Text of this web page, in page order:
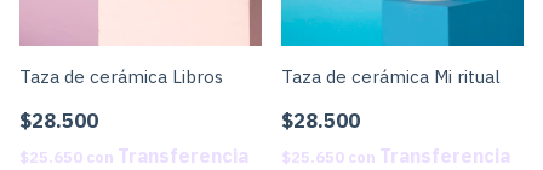
Taza de cerámica Libros
$28.500
$25.650 con
Taza de cerámica Mi ritual
$28.500
$25.650 con